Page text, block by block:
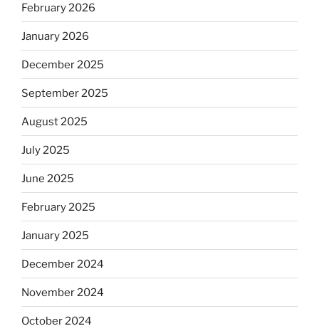
February 2026
January 2026
December 2025
September 2025
August 2025
July 2025
June 2025
February 2025
January 2025
December 2024
November 2024
October 2024